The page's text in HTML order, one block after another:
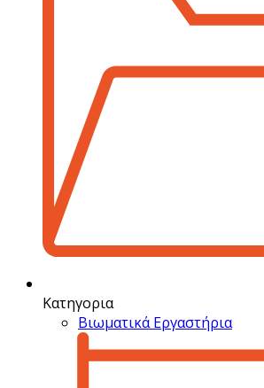
Κατηγορια
Βιωματικά Εργαστήρια